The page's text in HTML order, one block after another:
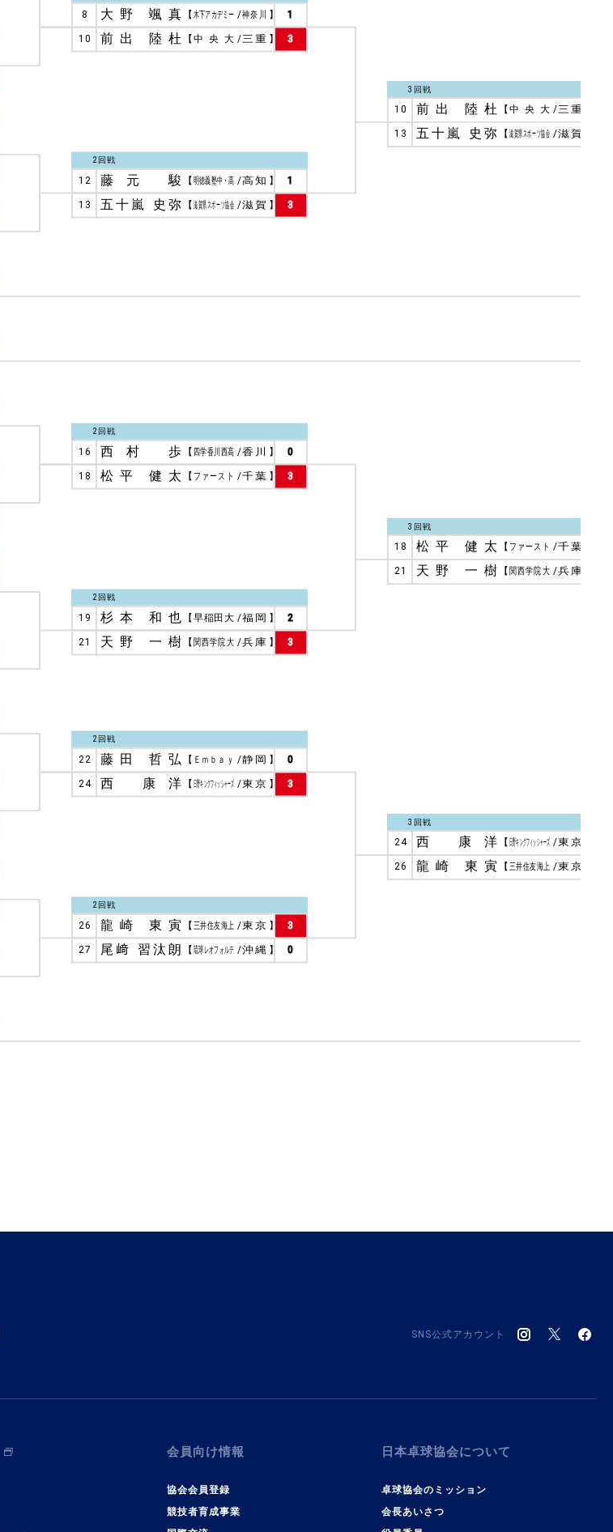
1
8 大野 颯真 【木下アカデミー /神奈川 】
3
10 前出 陸杜 【中央大 /三重 】
2回戦
1
12 藤元 駿 【明徳義塾中・高 /高知 】
3
13 五十嵐 史弥 【滋賀県スポーツ協会 /滋賀 】
2回戦
0
16 西村 歩 【 四学香川西高 /香川 】
3
18 松平 健太 【 ファースト /千葉 】
2回戦
2
19 杉本 和也 【早稲田大 /福岡 】
3
21 天野 一樹 【関西学院大 /兵庫 】
2回戦
0
22 藤田 哲弘 【 Ｅｍｂａｙ /静岡 】
3
24 西 康洋 【日野キングフィッシャーズ /東京 】
2回戦
3
26 龍崎 東寅 【三井住友海上 /東京 】
0
27 尾﨑 習汰朗 【琉球レオフォルテ /沖縄 】
3回戦
10 前出 陸杜 【 中央大 /三重
13 五十嵐 史弥 【 滋賀県スポーツ協会 /滋賀
3回戦
18 松平 健太 【 ファースト /千葉
21 天野 一樹 【 関西学院大 /兵庫
3回戦
24 西 康洋 【 日野キングフィッシャーズ /東京
26 龍崎 東寅 【 三井住友海上 /東京
SNS公式アカウント
会員向け情報
協会会員登録
競技者育成事業
日本卓球協会について
卓球協会のミッション
会長あいさつ